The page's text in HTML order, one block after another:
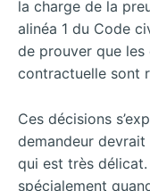
la charge de la
alinéa 1 du Code
de prouver que
contractuelle sont
Ces décisions
demandeur
qui est très délicat.
spécialement